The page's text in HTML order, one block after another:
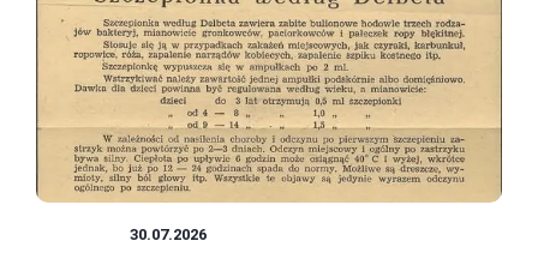
30.07.2026